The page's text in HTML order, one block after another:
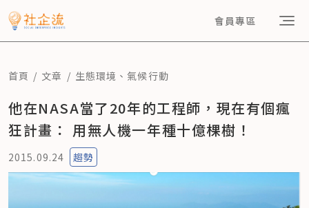
會員專區
首頁 文章 生態環境 、 氣候行動
他在NASA當了20年的工程師，現在有個瘋
狂計畫： 用無人機一年種十億棵樹！
2015.09.24 趨勢